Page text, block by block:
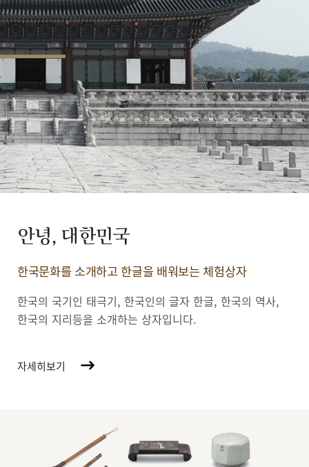
안녕, 대한민국
한국문화를 소개하고 한글을 배워보는 체험상자
한국의 국기인 태극기, 한국인의 글자 한글, 한국의 역사,
한국의 지리등을 소개하는 상자입니다.
자세히보기